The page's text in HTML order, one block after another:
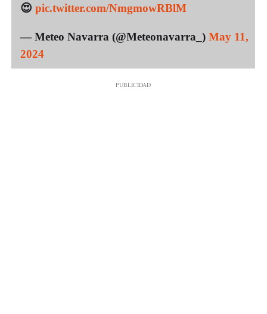
😍 pic.twitter.com/NmgmowRBlM
— Meteo Navarra (@Meteonavarra_) May 11,
2024